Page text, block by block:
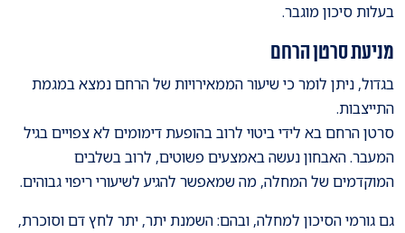
בעלות סיכון מוגבר.
מניעת סרטן הרחם
בגדול, ניתן לומר כי שיעור הממאירויות של הרחם נמצא במגמת
התייצבות.
סרטן הרחם בא לידי ביטוי לרוב בהופעת דימומים לא צפויים בגיל
המעבר. האבחון נעשה באמצעים פשוטים, לרוב בשלבים
המוקדמים של המחלה, מה שמאפשר להגיע לשיעורי ריפוי גבוהים.
גם גורמי הסיכון למחלה, ובהם: השמנת יתר, יתר לחץ דם וסוכרת,